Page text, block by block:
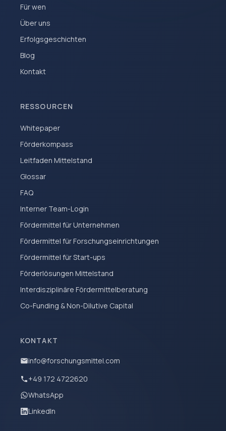
Für wen
Über uns
Erfolgsgeschichten
Blog
Kontakt
RESSOURCEN
Whitepaper
Förderkompass
Leitfaden Mittelstand
Glossar
FAQ
Interner Team-Login
Fördermittel für Unternehmen
Fördermittel für Forschungseinrichtungen
Fördermittel für Start-ups
Förderlösungen Mittelstand
Interdisziplinäre Fördermittelberatung
Co-Funding & Non-Dilutive Capital
KONTAKT
info@forschungsmittel.com
+49 172 4722620
WhatsApp
LinkedIn